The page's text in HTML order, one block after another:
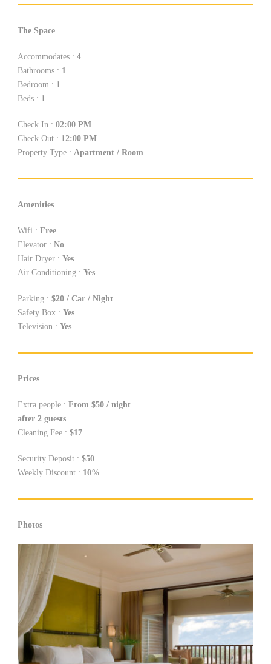
The Space
Accommodates : 4
Bathrooms : 1
Bedroom : 1
Beds : 1
Check In : 02:00 PM
Check Out : 12:00 PM
Property Type : Apartment / Room
Amenities
Wifi : Free
Elevator : No
Hair Dryer : Yes
Air Conditioning : Yes
Parking : $20 / Car / Night
Safety Box : Yes
Television : Yes
Prices
Extra people : From $50 / night
after 2 guests
Cleaning Fee : $17
Security Deposit : $50
Weekly Discount : 10%
Photos